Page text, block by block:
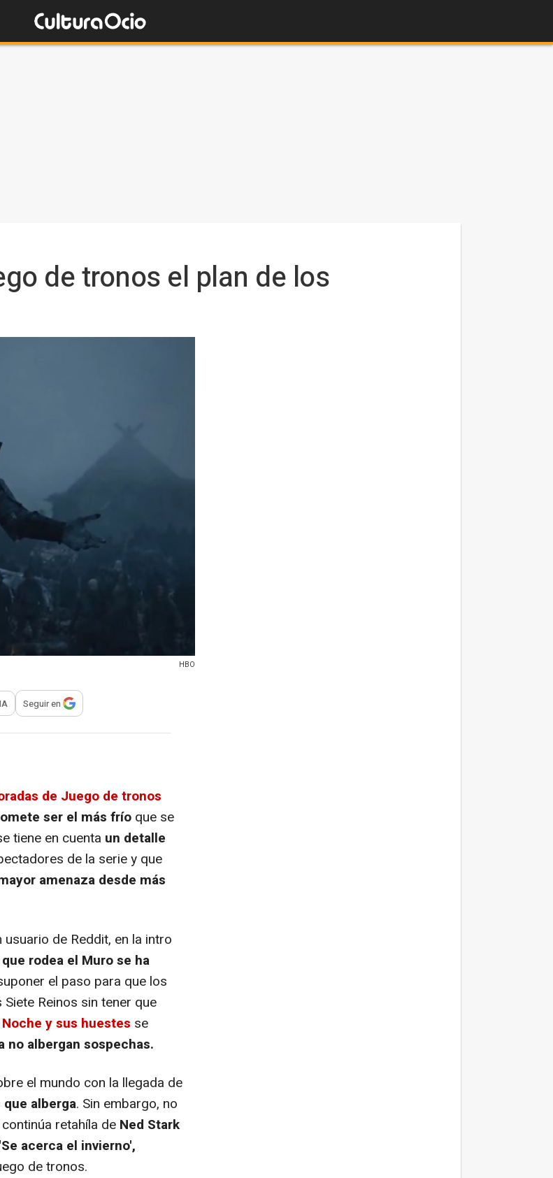
de tronos el plan de los
HBO
para compartir
IA Seguir en
de Juego de tronos
ser el más frío que se
tiene en cuenta un detalle
de la serie y que
amenaza desde más
de Reddit, en la intro
rodea el Muro se ha
el paso para que los
Reinos sin tener que
y sus huestes se
no albergan sospechas.
el mundo con la llegada de
alberga. Sin embargo, no
retahíla de Ned Stark
acerca el invierno',
de tronos.